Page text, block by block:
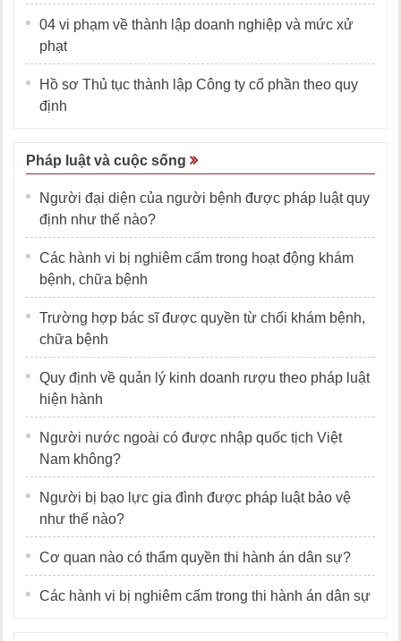
04 vi phạm về thành lập doanh nghiệp và mức xử
phạt
Hồ sơ Thủ tục thành lập Công ty cổ phần theo quy
định
Pháp luật và cuộc sống
Người đại diện của người bệnh được pháp luật quy
định như thế nào?
Các hành vi bị nghiêm cấm trong hoạt động khám
bệnh, chữa bệnh
Trường hợp bác sĩ được quyền từ chối khám bệnh,
chữa bệnh
Quy định về quản lý kinh doanh rượu theo pháp luật
hiện hành
Người nước ngoài có được nhập quốc tịch Việt
Nam không?
Người bị bạo lực gia đình được pháp luật bảo vệ
như thế nào?
Cơ quan nào có thẩm quyền thi hành án dân sự?
Các hành vi bị nghiêm cấm trong thi hành án dân sự